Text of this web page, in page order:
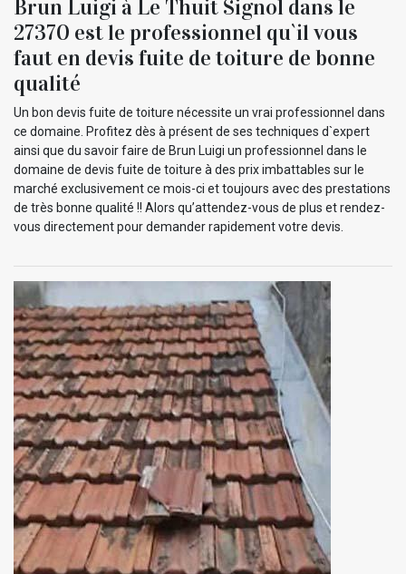
Brun Luigi à Le Thuit Signol dans le
27370 est le professionnel qu`il vous
faut en devis fuite de toiture de bonne
qualité
Un bon devis fuite de toiture nécessite un vrai professionnel dans
ce domaine. Profitez dès à présent de ses techniques d`expert
ainsi que du savoir faire de Brun Luigi un professionnel dans le
domaine de devis fuite de toiture à des prix imbattables sur le
marché exclusivement ce mois-ci et toujours avec des prestations
de très bonne qualité !! Alors qu’attendez-vous de plus et rendez-
vous directement pour demander rapidement votre devis.